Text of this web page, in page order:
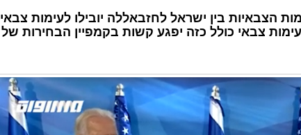
הצבאיות בין ישראל לחזבאללה יובילו לעימות צבאי
צבאי כולל כזה יפגע קשות בקמפיין הבחירות של